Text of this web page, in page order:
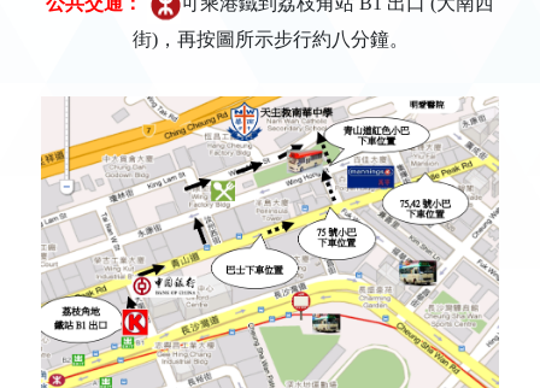
街)，再按圖所示步行約八分鐘。